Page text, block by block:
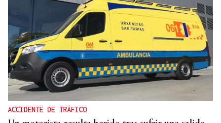
ACCIDENTE DE TRÁFICO